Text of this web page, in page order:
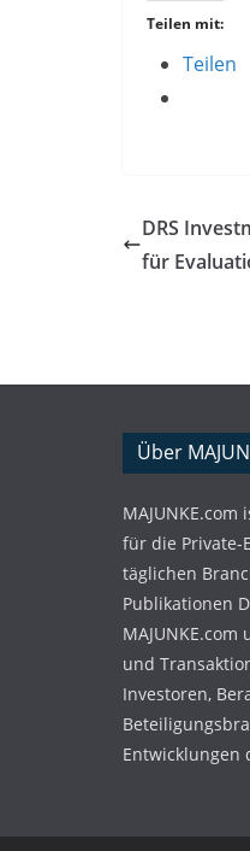
Teilen mit:
Teilen
DRS
für
Über
für die Private-
täglichen
Publikationen
und
Investoren,
Entwicklungen